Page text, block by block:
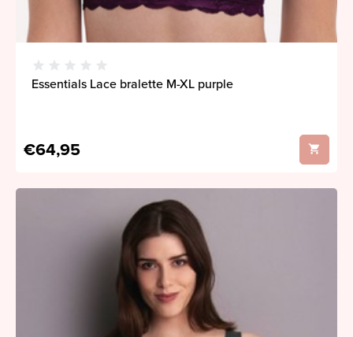
Essentials Lace bralette M-XL purple
€64,95